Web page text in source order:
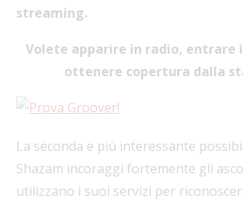
streaming.
Volete apparire in radio, entrare
ottenere copertura dalla
La seconda e più interessante
Shazam incoraggi fortemente gli
utilizzano i suoi servizi per